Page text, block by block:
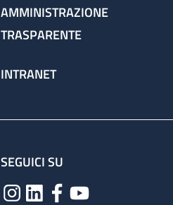
AMMINISTRAZIONE
TRASPARENTE
INTRANET
SEGUICI SU